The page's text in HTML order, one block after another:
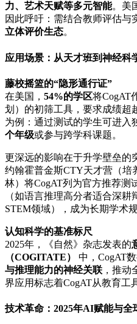
力、艺术天赋等多元智能。美
因此呼吁：需结合教师评估与
立体评价生态。
应用场景：从天才班到神经科
藤校摇篮的“隐形通行证”
在美国， 54%的学区将CogAT
划）的初筛工具，要求成绩超
为例：通过测试的学生可进入
个年级或参与跨学科课题。
更深远的影响在于升学壁垒
约翰霍普金斯CTY天才营（培
林）将CogAT列为官方推荐测
（如语言推理高分者适合深
STEM领域），成为长期学术
认知科学的基准标尺
2025年，《自然》杂志发表的
（COGITATE）
中，CogAT
与推理能力的神经关联 ，推
界应用标志着CogAT从教育工
技术革命：2025年AI赋能与全